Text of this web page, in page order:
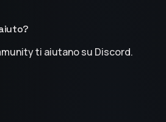
ti aiutano su Discord.